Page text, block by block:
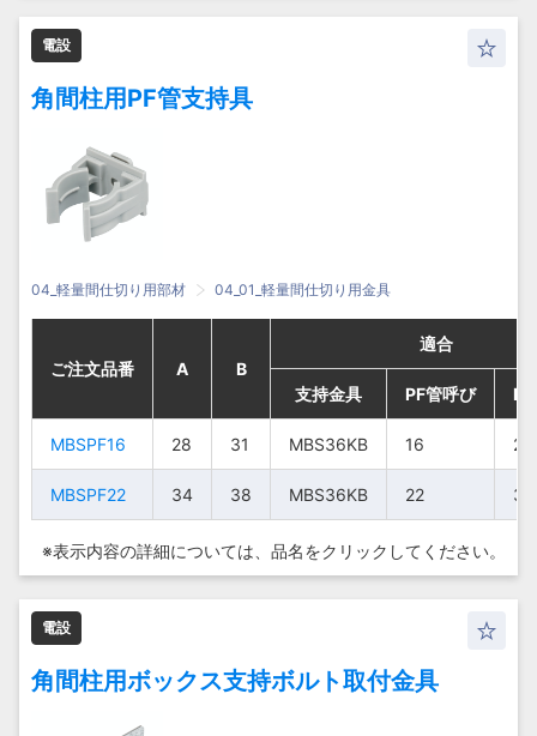
電設
角間柱用PF管支持具
04_軽量間仕切り用部材 04_01_軽量間仕切り用金具
ご注文品番 A B
適合
支持金具 PF管呼び
MBSPF16 28 31 MBS36KB 16
MBSPF22 34 38 MBS36KB 22
ご注文品番 A B
適合
支持金具 PF管呼び
MBSPF16 28 31 MBS36KB 16
MBSPF22 34 38 MBS36KB 22
ご注文品番 A B
適合
支持金具 PF管呼び
MBSPF16 28 31 MBS36KB 16
MBSPF22 34 38 MBS36KB 22
ご注文品番 A B
適合
支持金具 PF管呼び
MBSPF16 28 31 MBS36KB 16
MBSPF22 34 38 MBS36KB 22
※表示内容の詳細については、 品名をクリックしてください。
電設
角間柱用ボックス支持ボルト取付金具